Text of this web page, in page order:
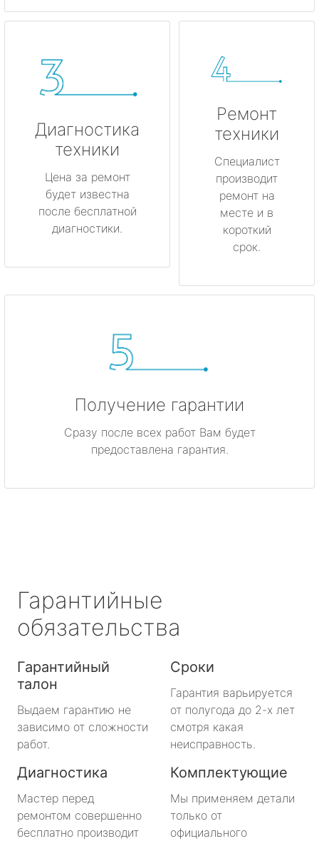
Диагностика
техники
Цена за ремонт
будет известна
после бесплатной
диагностики.
Ремонт
техники
Специалист
производит
ремонт на
месте и в
короткий
срок.
Получение гарантии
Сразу после всех работ Вам будет
предоставлена гарантия.
Гарантийные
обязательства
Гарантийный
талон
Выдаем гарантию не
зависимо от сложности
работ.
Сроки
Гарантия варьируется
от полугода до 2-х лет
смотря какая
неисправность.
Диагностика
Мастер перед
ремонтом совершенно
бесплатно производит
Комплектующие
Мы применяем детали
только от
официального